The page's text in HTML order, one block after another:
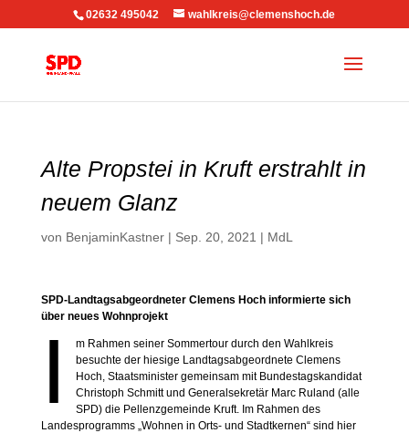
02632 495042 wahlkreis@clemenshoch.de
Alte Propstei in Kruft erstrahlt in
neuem Glanz
von BenjaminKastner| Sep. 20, 2021 | MdL
SPD-Landtagsabgeordneter Clemens Hoch informierte sich
über neues Wohnprojekt
I
m Rahmen seiner Sommertour durch den Wahlkreis
besuchte der hiesige Landtagsabgeordnete Clemens
Hoch, Staatsminister gemeinsam mit Bundestagskandidat
Christoph Schmitt und Generalsekretär Marc Ruland (alle
SPD) die Pellenzgemeinde Kruft. Im Rahmen des
Landesprogramms „Wohnen in Orts- und Stadtkernen“ sind hier